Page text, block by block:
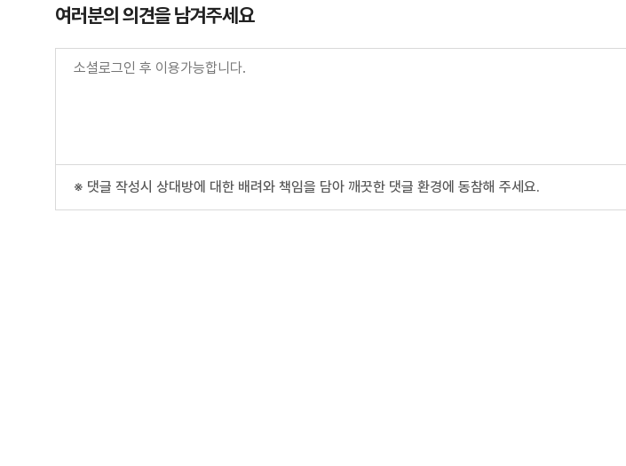
여러분의 의견을 남겨주세요
※ 댓글 작성시 상대방에 대한 배려와 책임을 담아 깨끗한 댓글 환경에 동참해 주세요.